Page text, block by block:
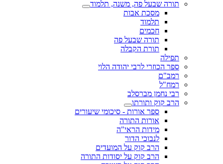
תורה שבעל פה, משנה, תלמוד
מסכת אבות
תלמוד
חכמים
תורה שבעל פה
תורת הקבלה
תפילה
ספר הכוזרי לרבי יהודה הלוי
רמב"ם
רמח"ל
רבי נחמן מברסלב
הרב קוק ותורתו
ספר אורות - סיכומי שיעורים
אורות התורה
מידות הראי"ה
לנבוכי הדור
הרב קוק על המועדים
הרב קוק על יסודות התורה